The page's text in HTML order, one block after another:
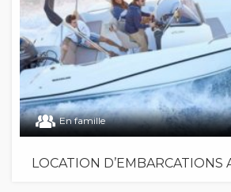
En famille
LOCATION D’EMBARCATIONS